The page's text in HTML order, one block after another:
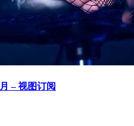
– 视图订阅